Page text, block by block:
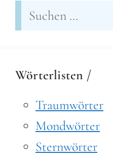
Suchen
nach:
Wörterlisten /
Traumwörter
Mondwörter
Sternwörter